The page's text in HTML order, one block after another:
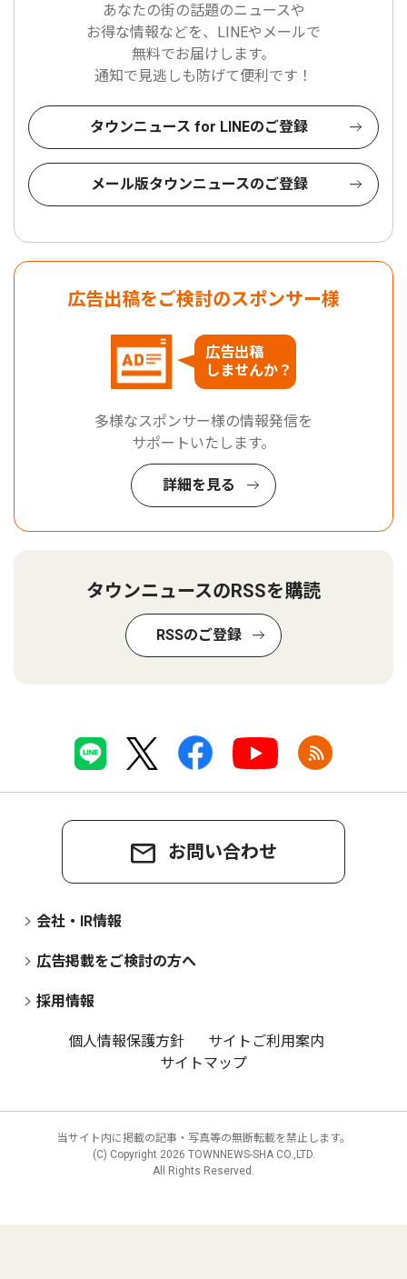
あなたの街の話題のニュースや
お得な情報などを、LINEやメールで
無料でお届けします。
通知で見逃しも防げて便利です！
タウンニュース for LINEのご登録
メール版タウンニュースのご登録
広告出稿をご検討のスポンサー様
広告出稿
しませんか？
多様なスポンサー様の情報発信を
サポートいたします。
詳細を見る
タウンニュースのRSSを購読
RSSのご登録
お問い合わせ
会社・IR情報
広告掲載をご検討の方へ
採用情報
個人情報保護方針
サイトご利用案内
サイトマップ
当サイト内に掲載の記事・写真等の無断転載を禁止します。
(C) Copyright 2026 TOWNNEWS-SHA CO.,LTD.
All Rights Reserved.